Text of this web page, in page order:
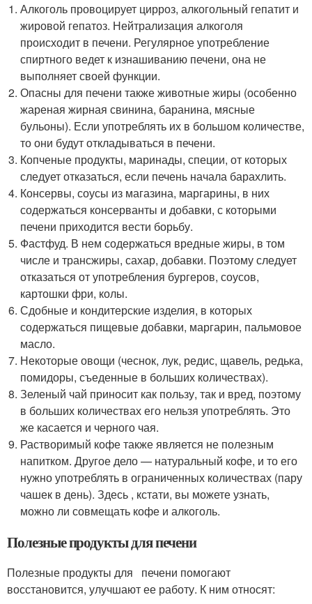
Алкоголь провоцирует цирроз, алкогольный гепатит и
жировой гепатоз. Нейтрализация алкоголя
происходит в печени. Регулярное употребление
спиртного ведет к изнашиванию печени, она не
выполняет своей функции.
Опасны для печени также животные жиры (особенно
жареная жирная свинина, баранина, мясные
бульоны). Если употреблять их в большом количестве,
то они будут откладываться в печени.
Копченые продукты, маринады, специи, от которых
следует отказаться, если печень начала барахлить.
Консервы, соусы из магазина, маргарины, в них
содержаться консерванты и добавки, с которыми
печени приходится вести борьбу.
Фастфуд. В нем содержаться вредные жиры, в том
числе и трансжиры, сахар, добавки. Поэтому следует
отказаться от употребления бургеров, соусов,
картошки фри, колы.
Сдобные и кондитерские изделия, в которых
содержаться пищевые добавки, маргарин, пальмовое
масло.
Некоторые овощи (чеснок, лук, редис, щавель, редька,
помидоры, съеденные в больших количествах).
Зеленый чай приносит как пользу, так и вред, поэтому
в больших количествах его нельзя употреблять. Это
же касается и черного чая.
Растворимый кофе также является не полезным
напитком. Другое дело — натуральный кофе, и то его
нужно употреблять в ограниченных количествах (пару
чашек в день). Здесь , кстати, вы можете узнать,
можно ли совмещать кофе и алкоголь.
Полезные продукты для печени
Полезные продукты для печени помогают
восстановится, улучшают ее работу. К ним относят: